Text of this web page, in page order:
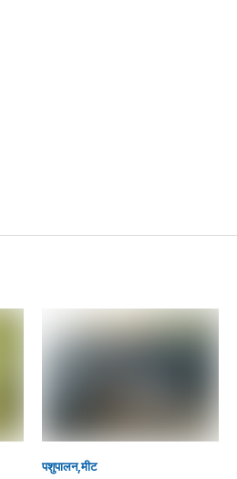
पशुपालन मीट